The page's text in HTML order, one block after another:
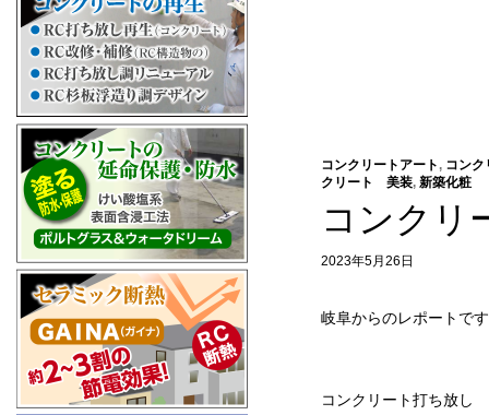
コンクリートアート , コンク
クリート 美装, 新築化粧
コンクリ
2023年5月26日
岐阜からのレポートで
コンクリート打ち放し